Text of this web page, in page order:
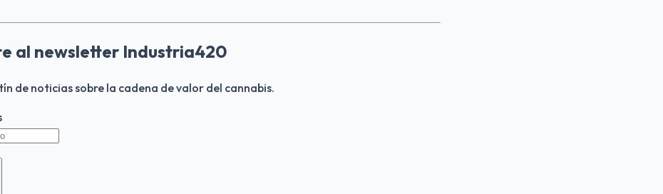
al newsletter Industria420
de noticias sobre la cadena de valor del cannabis.